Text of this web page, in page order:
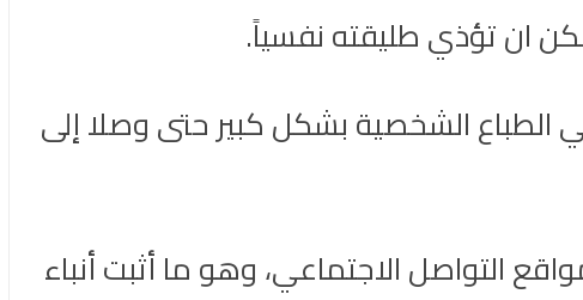
الطباع الشخصية بشكل كبير حتى وصلا إلى
التواصل الاجتماعي، وهو ما أثبت أنباء